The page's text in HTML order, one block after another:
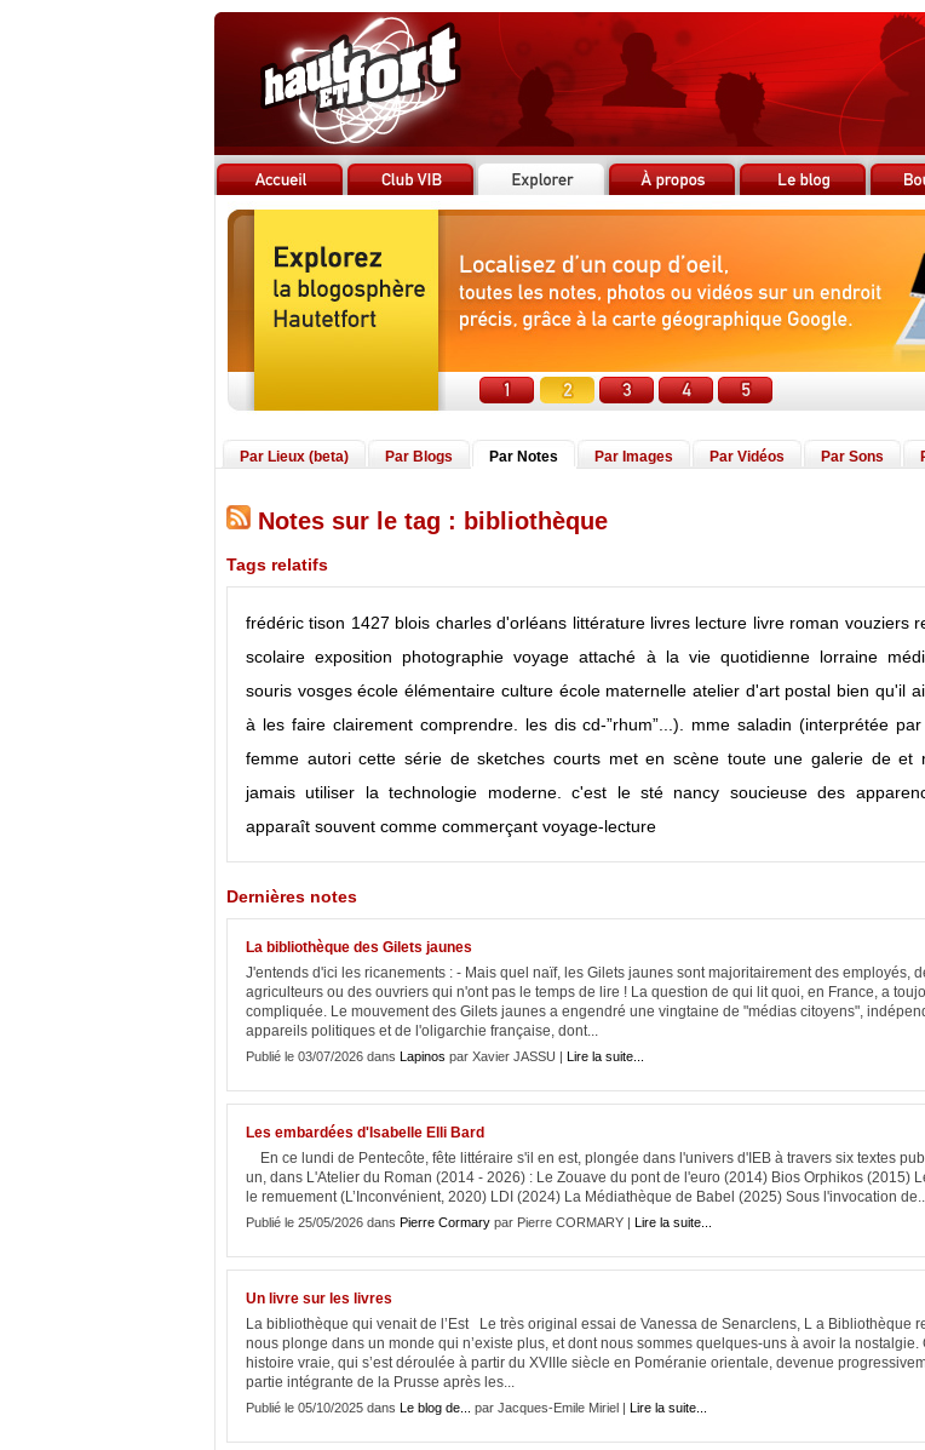
Par Lieux (beta) Par Blogs Par Notes Par Images Par Vidéos Par Sons
Notes sur le tag : bibliothèque
Tags relatifs
frédéric tison 1427 blois charles d'orléans littérature livres lecture livre roman vouziers
scolaire exposition photographie voyage attaché à la vie quotidienne lorraine
souris vosges école élémentaire culture école maternelle atelier d'art postal bien qu'il
à les faire clairement comprendre. les dis cd-”rhum”...). mme saladin (interprétée
femme autori cette série de sketches courts met en scène toute une galerie de et
jamais utiliser la technologie moderne. c'est le sté nancy soucieuse des
apparaît souvent comme commerçant voyage-lecture
Dernières notes
La bibliothèque des Gilets jaunes
J'entends d'ici les ricanements : - Mais quel naïf, les Gilets jaunes sont majoritairement des employés,
agriculteurs ou des ouvriers qui n'ont pas le temps de lire ! La question de qui lit quoi, en France, a
compliquée. Le mouvement des Gilets jaunes a engendré une vingtaine de "médias citoyens",
appareils politiques et de l'oligarchie française, dont...
Publié le 03/07/2026 dans Lapinos par Xavier JASSU | Lire la suite...
Les embardées d'Isabelle Elli Bard
En ce lundi de Pentecôte, fête littéraire s'il en est, plongée dans l'univers d'IEB à travers six textes
un, dans L'Atelier du Roman (2014 - 2026) : Le Zouave du pont de l'euro (2014) Bios Orphikos (2015)
le remuement (L’Inconvénient, 2020) LDI (2024) La Médiathèque de Babel (2025) Sous l'invocation
Publié le 25/05/2026 dans Pierre Cormary par Pierre CORMARY | Lire la suite...
Un livre sur les livres
La bibliothèque qui venait de l’Est Le très original essai de Vanessa de Senarclens, L a Bibliothèque
nous plonge dans un monde qui n’existe plus, et dont nous sommes quelques-uns à avoir la nostalgie.
histoire vraie, qui s’est déroulée à partir du XVIIIe siècle en Poméranie orientale, devenue
partie intégrante de la Prusse après les...
Publié le 05/10/2025 dans Le blog de... par Jacques-Emile Miriel | Lire la suite...